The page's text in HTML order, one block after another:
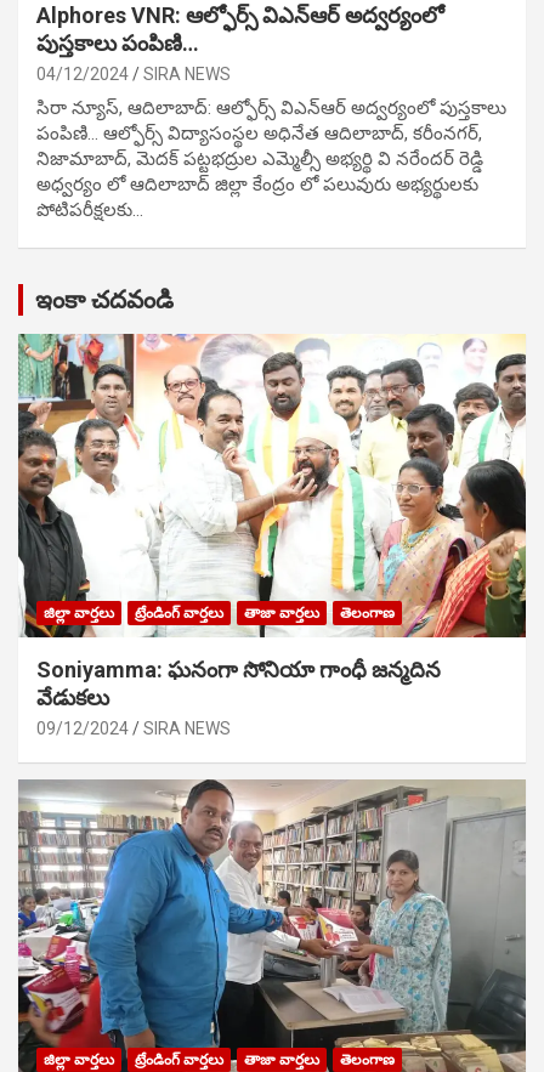
Alphores VNR: ఆల్ఫోర్స్ విఎన్ఆర్ అద్వర్యంలో
పుస్తకాలు పంపిణి…
04/12/2024 SIRA NEWS
సిరా న్యూస్, ఆదిలాబాద్: ఆల్ఫోర్స్ విఎన్ఆర్ అద్వర్యంలో పుస్తకాలు
పంపిణి… ఆల్ఫోర్స్ విద్యాసంస్థల అధినేత ఆదిలాబాద్, కరీంనగర్,
నిజామాబాద్, మెదక్ పట్టభద్రుల ఎమ్మెల్సీ అభ్యర్థి వి నరేందర్ రెడ్డి
అధ్వర్యం లో ఆదిలాబాద్ జిల్లా కేంద్రం లో పలువురు అభ్యర్థులకు
పోటిప‌రీక్ష‌ల‌కు…
ఇంకా చదవండి
జిల్లా వార్తలు ట్రేండింగ్ వార్తలు తాజా వార్తలు తెలంగాణ
Soniyamma: ఘ‌నంగా సోనియా గాంధీ జ‌న్మ‌దిన
వేడుక‌లు
09/12/2024 SIRA NEWS
జిల్లా వార్తలు ట్రేండింగ్ వార్తలు తాజా వార్తలు తెలంగాణ